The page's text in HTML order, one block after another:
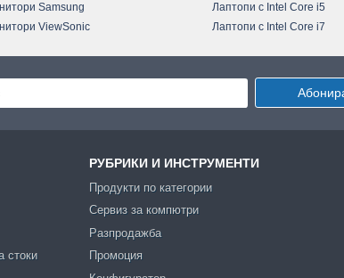
Samsung
ViewSonic
Лаптопи с Intel Core i5
Лаптопи с Intel Core i7
стоки
РУБРИКИ И ИНСТРУМЕНТИ
Продукти по категории
Сервиз за компютри
Разпродажба
Промоция